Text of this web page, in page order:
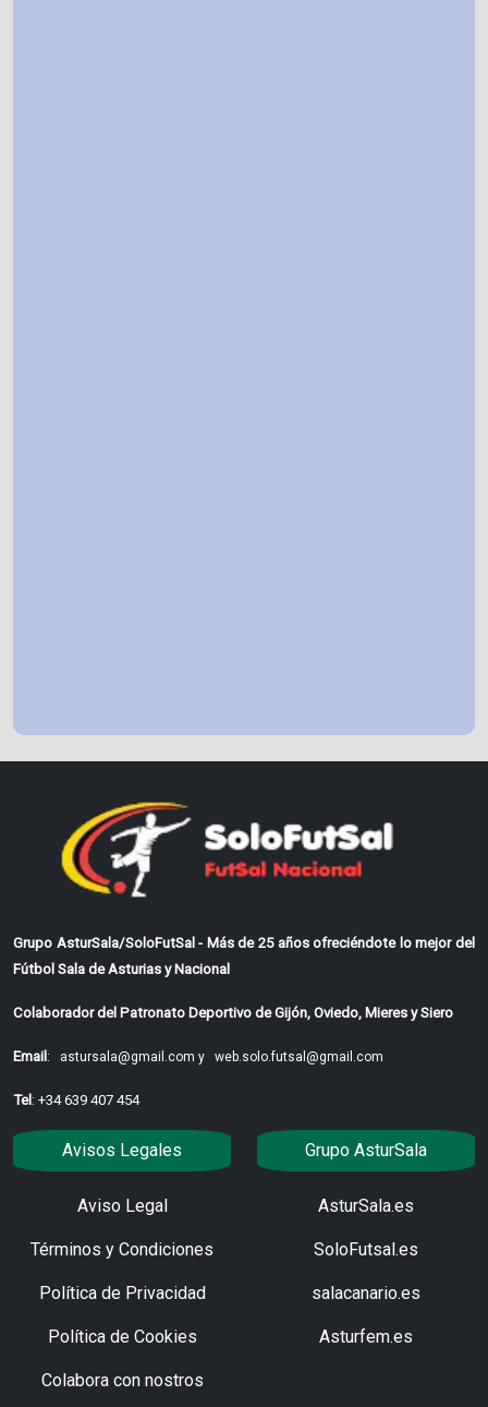
Grupo AsturSala/SoloFutSal - Más de 25 años ofreciéndote lo mejor del
Fútbol Sala de Asturias y Nacional
Colaborador del Patronato Deportivo de Gijón, Oviedo, Mieres y Siero
Email : astursala@gmail.com y web.solo.futsal@gmail.com
Tel : +34 639 407 454
Avisos Legales
Aviso Legal
Términos y Condiciones
Política de Privacidad
Política de Cookies
Colabora con nostros
Grupo AsturSala
AsturSala.es
SoloFutsal.es
salacanario.es
Asturfem.es